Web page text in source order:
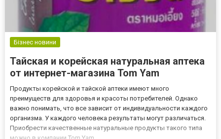
Бізнес новини
Тайская и корейская натуральная аптека
от интернет-магазина Tom Yam
Продукты корейской и тайской аптеки имеют много
преимуществ для здоровья и красоты потребителей. Однако
важно понимать, что все зависит от индивидуальности каждого
организма. У каждого человека результаты могут различаться.
Приобрести качественные натуральные продукты такого типа